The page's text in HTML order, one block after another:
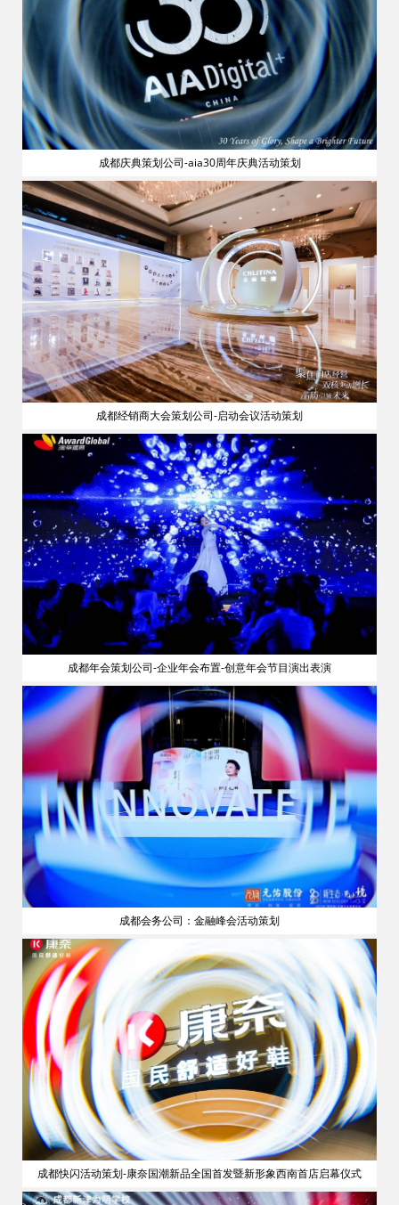
成都庆典策划公司-aia30周年庆典活动策划
成都经销商大会策划公司-启动会议活动策划
成都年会策划公司-企业年会布置-创意年会节目演出表演
成都会务公司：金融峰会活动策划
成都快闪活动策划-康奈国潮新品全国首发暨新形象西南首店启幕仪式